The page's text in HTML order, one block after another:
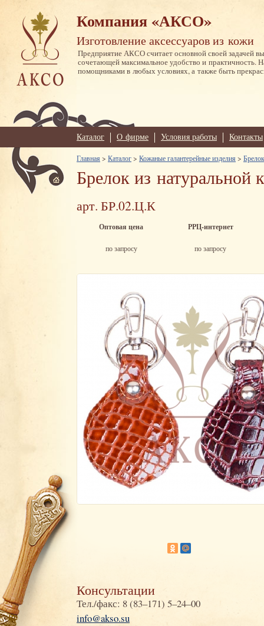
Компания «АКСО»
Изготовление аксессуаров из кожи
Предприятие АКСО считает основной своей задачей
сочетающей максимальное удобство и практичность.
помощниками в любых условиях, а также быть
Каталог О фирме Условия работы Контакты
Главная > Каталог> Кожаные галантерейные изделия >
Брелок из
арт. БР.02.Ц.К
Оптовая цена
по запросу
РРЦ-интернет
по запросу
Консультации
Тел./факс: 8 (83–171) 5–24–00
info@akso.su